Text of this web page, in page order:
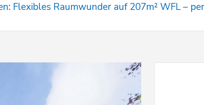
Flexibles Raumwunder auf 207m² WFL –